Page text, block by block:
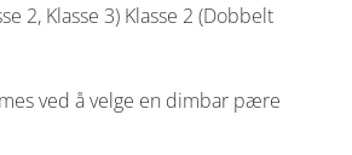
2, Klasse 3) Klasse 2 (Dobbelt
ved å velge en dimbar pære